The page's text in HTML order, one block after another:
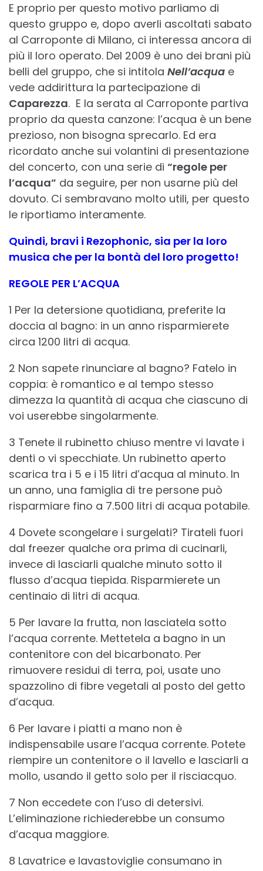
E proprio per questo motivo parliamo di
questo gruppo e, dopo averli ascoltati sabato
al Carroponte di Milano, ci interessa ancora di
più il loro operato. Del 2009 è uno dei brani più
belli del gruppo, che si intitola Nell’acqua e
vede addirittura la partecipazione di
Caparezza. E la serata al Carroponte partiva
proprio da questa canzone: l’acqua è un bene
prezioso, non bisogna sprecarlo. Ed era
ricordato anche sui volantini di presentazione
del concerto, con una serie di “regole per
l’acqua” da seguire, per non usarne più del
dovuto. Ci sembravano molto utili, per questo
le riportiamo interamente.
Quindi, bravi i Rezophonic, sia per la loro
musica che per la bontà del loro progetto!
REGOLE PER L’ACQUA
1 Per la detersione quotidiana, preferite la
doccia al bagno: in un anno risparmierete
circa 1200 litri di acqua.
2 Non sapete rinunciare al bagno? Fatelo in
coppia: è romantico e al tempo stesso
dimezza la quantità di acqua che ciascuno di
voi userebbe singolarmente.
3 Tenete il rubinetto chiuso mentre vi lavate i
denti o vi specchiate. Un rubinetto aperto
scarica tra i 5 e i 15 litri d’acqua al minuto. In
un anno, una famiglia di tre persone può
risparmiare fino a 7.500 litri di acqua potabile.
4 Dovete scongelare i surgelati? Tirateli fuori
dal freezer qualche ora prima di cucinarli,
invece di lasciarli qualche minuto sotto il
flusso d’acqua tiepida. Risparmierete un
centinaio di litri di acqua.
5 Per lavare la frutta, non lasciatela sotto
l’acqua corrente. Mettetela a bagno in un
contenitore con del bicarbonato. Per
rimuovere residui di terra, poi, usate uno
spazzolino di fibre vegetali al posto del getto
d’acqua.
6 Per lavare i piatti a mano non è
indispensabile usare l’acqua corrente. Potete
riempire un contenitore o il lavello e lasciarli a
mollo, usando il getto solo per il risciacquo.
7 Non eccedete con l’uso di detersivi.
L’eliminazione richiederebbe un consumo
d’acqua maggiore.
8 Lavatrice e lavastoviglie consumano in